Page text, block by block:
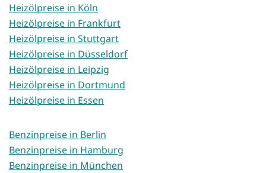
Heizölpreise in Köln
Heizölpreise in Frankfurt
Heizölpreise in Stuttgart
Heizölpreise in Düsseldorf
Heizölpreise in Leipzig
Heizölpreise in Dortmund
Heizölpreise in Essen
Benzinpreise in Berlin
Benzinpreise in Hamburg
Benzinpreise in München